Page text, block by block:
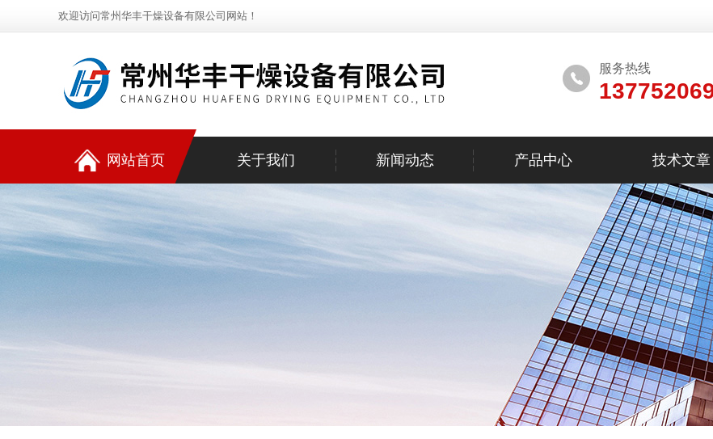
欢迎访问常州华丰干燥设备有限公司网站！
服务热线
网站首页 关于我们 新闻动态 产品中心 技术文章